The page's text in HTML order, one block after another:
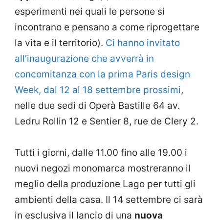
esperimenti nei quali le persone si
incontrano e pensano a come riprogettare
la vita e il territorio). Ci hanno invitato
all’inaugurazione che avverrà in
concomitanza con la prima Paris design
Week, dal 12 al 18 settembre prossimi,
nelle due sedi di Operà Bastille 64 av.
Ledru Rollin 12 e Sentier 8, rue de Clery 2.
Tutti i giorni, dalle 11.00 fino alle 19.00 i
nuovi negozi monomarca mostreranno il
meglio della produzione Lago per tutti gli
ambienti della casa. Il 14 settembre ci sarà
in esclusiva il lancio di una nuova